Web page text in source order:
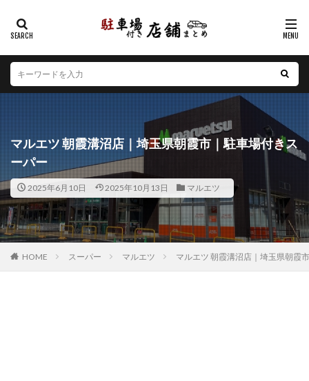
マルエツ 朝霞溝沼店｜埼玉県朝霞市｜駐車場付きス
ーパー
2025年6月10日 2025年10月13日 マルエツ
HOME スーパー マルエツ マルエツ 朝霞溝沼店｜埼玉県朝霞
カテゴリー
エリア
北海道 青森県 岩手県 宮城県
秋田県
山形県
福島県 茨城県 栃木県
群馬県
埼玉県
千葉県 東京都 神奈川県
新潟県
山梨県
長野県 富山県
岐阜県
静岡県 愛知県 三重県
滋賀県
京都府
大阪府 兵庫県 奈良県
和歌山県
鳥取県
島根県 岡山県 広島県
山口県
徳島県
香川県 愛媛県 高知県
福岡県
佐賀県
長崎県 熊本県 大分県
宮崎県